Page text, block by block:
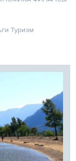
Туризм